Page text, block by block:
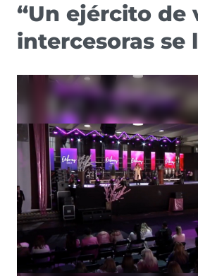
“Un ejército de
intercesoras se